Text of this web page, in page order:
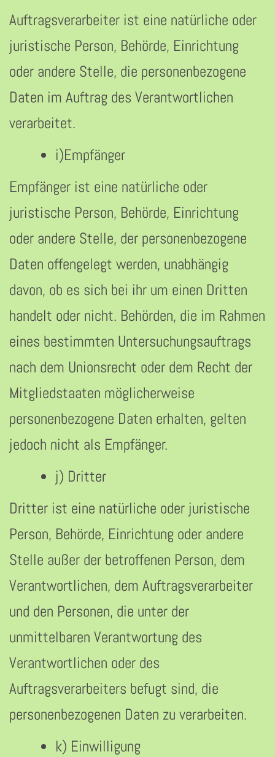
Auftragsverarbeiter ist eine natürliche oder
juristische Person, Behörde, Einrichtung
oder andere Stelle, die personenbezogene
Daten im Auftrag des Verantwortlichen
verarbeitet.
i)Empfänger
Empfänger ist eine natürliche oder
juristische Person, Behörde, Einrichtung
oder andere Stelle, der personenbezogene
Daten offengelegt werden, unabhängig
davon, ob es sich bei ihr um einen Dritten
handelt oder nicht. Behörden, die im Rahmen
eines bestimmten Untersuchungsauftrags
nach dem Unionsrecht oder dem Recht der
Mitgliedstaaten möglicherweise
personenbezogene Daten erhalten, gelten
jedoch nicht als Empfänger.
j) Dritter
Dritter ist eine natürliche oder juristische
Person, Behörde, Einrichtung oder andere
Stelle außer der betroffenen Person, dem
Verantwortlichen, dem Auftragsverarbeiter
und den Personen, die unter der
unmittelbaren Verantwortung des
Verantwortlichen oder des
Auftragsverarbeiters befugt sind, die
personenbezogenen Daten zu verarbeiten.
k) Einwilligung